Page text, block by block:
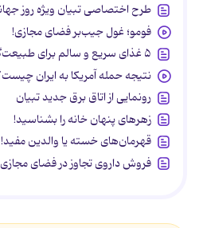
طرح اختصاصی تبیان ویژه روز
فومو؛ غول جیب‌بر فضای مجازی!
۵ غذای سریع و سالم برای طبیعت‌گردی
نتیجه حمله آمریکا به ایران
رونمایی از اتاق برق جدید تبیان
زهرهای پنهان خانه را بشناسید!
قهرمان‌های خسته یا والدین مفید!
فروش داروی تجاوز در فضای